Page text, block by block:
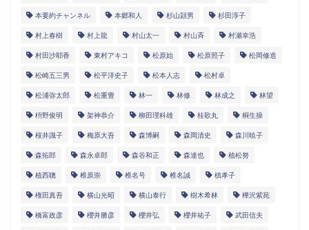
本要約チャンネル 本郷和人 杉山頴男 杉田淳子
村上春樹 村上龍 村山太一 村山斉 村瀬幸浩
村田沙耶香 東村アキコ 松原始 松原照子 松岡修造
松崎五三男 松平洋史子 松本人志 松村卓
松浦弥太郎 松重豊 林一 林修 林成之 林望
枡野俊明 架神恭介 柳田理科雄 桂歌丸 桐生操
桜井識子 梅原大吾 森博嗣 森岡清史 森川暁子
森拓郎 森永卓郎 森谷和正 森達也 植松努
植西聰 椎原崇 椎名号 椎名誠 槙孝子
権田真吾 横山光昭 横山泰行 樹木希林 樺沢紫苑
橋富政彦 櫻井勝彦 櫻井弘 櫻井祐子 武田信夫